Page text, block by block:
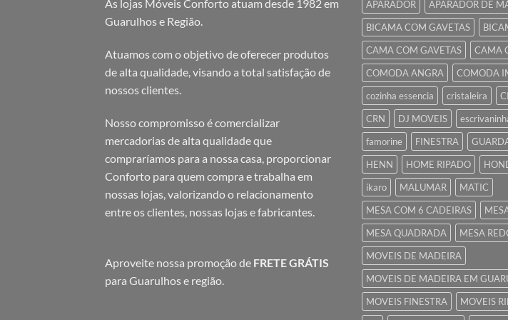
As lojas Móveis Conforto atuam desde 1982 em
Guarulhos e Região.
Atuamos com o objetivo de oferecer produtos
de alta qualidade, visando a total satisfação de
nossos clientes.
Nosso compromisso é comercializar
mercadorias de alta qualidade que
compraríamos para a nossa casa, proporcionar
Conforto para quem compra e trabalha em
nossas lojas, valorizando o relacionamento
entre os clientes, nossas lojas e fabricantes.
Aproveite nossa promoção de FRETE GRÁTIS
para Guarulhos e região.
APARADOR APARADOR DE
BICAMA COM GAVETAS
CAMA COM GAVETAS
CAMA
COMODA ANGRA
COMODA
cozinha essencia
cristaleira
CRN
DJ MOVEIS
famorine
FINESTRA
HENN
HOME RIPADO
ikaro
MALUMAR
MATIC
MESA COM 6 CADEIRAS
MESA QUADRADA
MESA
MOVEIS DE MADEIRA
MOVEIS DE MADEIRA EM
MOVEIS FINESTRA
MOVEIS